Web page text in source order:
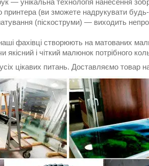
— унікальна технологія нанесення
принтера (ви зможете надрукувати
(піскоструми) — виходить
фахівці створюють на матованих
і чіткий малюнок потрібного
цікавих питань. Доставляємо товар на